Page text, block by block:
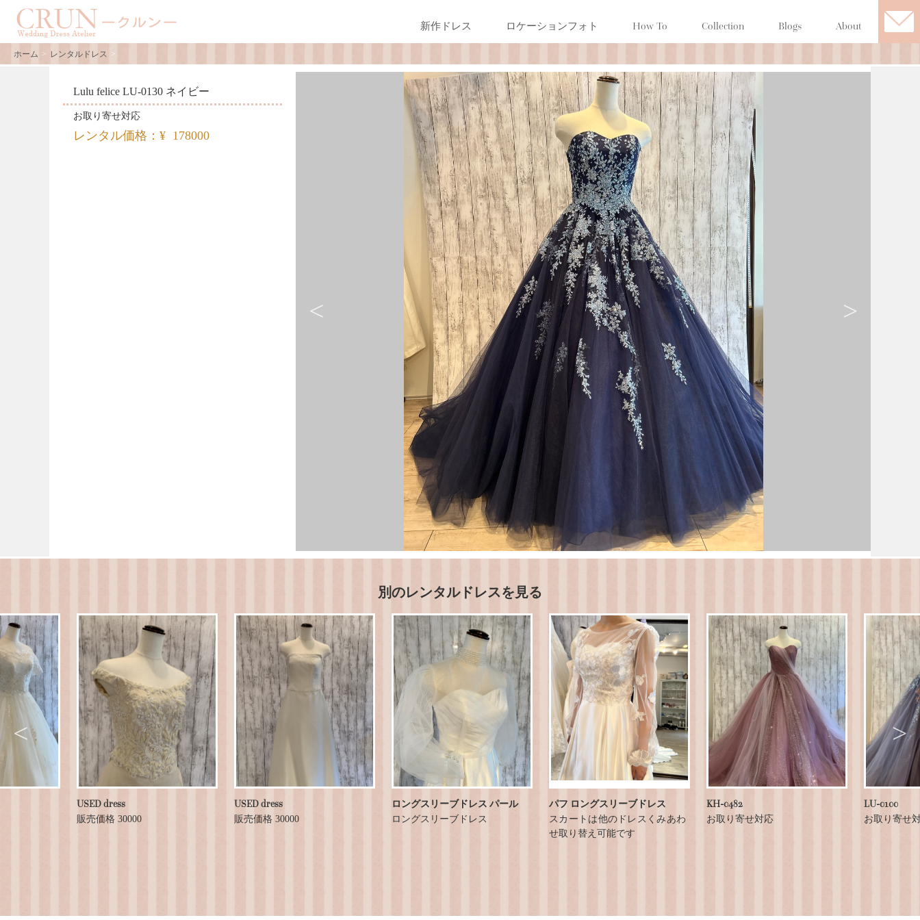
新作ドレス ロケーションフォト How To Collection Blogs About
ホーム レンタルドレス
Lulu felice LU-0130 ネイビー
お取り寄せ対応
レンタル価格：¥ 178000
別のレンタルドレスを見る
USED dress
販売価格 30000
USED dress
販売価格 30000
ロングスリーブドレス パール
ロングスリーブドレス
パフ ロングスリーブドレス
スカートは他のドレスくみあわ
せ取り替え可能です
KH-0482
お取り寄せ対応
LU-0100
お取り寄せ